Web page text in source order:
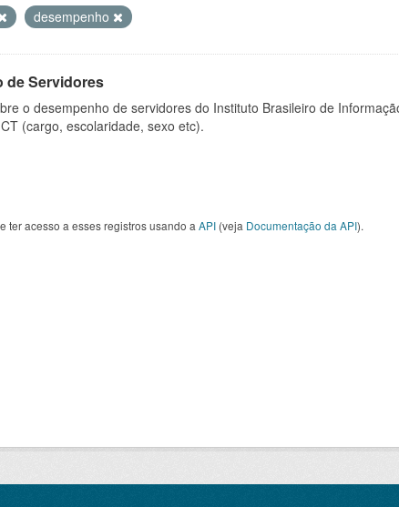
desempenho
de Servidores
o desempenho de servidores do Instituto Brasileiro de
(cargo, escolaridade, sexo etc).
ter acesso a esses registros usando a API (veja Documentação da API).